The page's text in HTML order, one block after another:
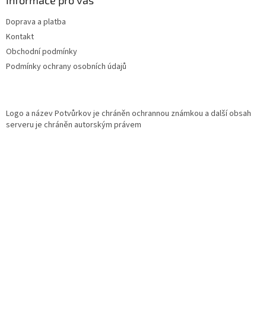
Doprava a platba
Kontakt
Obchodní podmínky
Podmínky ochrany osobních údajů
Logo a název Potvůrkov je chráněn ochrannou známkou a další obsah
serveru je chráněn autorským právem